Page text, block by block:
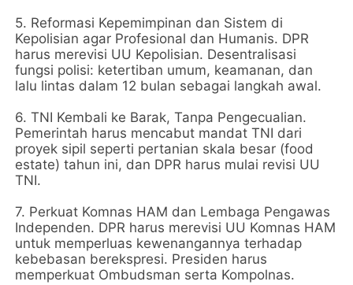
5. Reformasi Kepemimpinan dan Sistem di
Kepolisian agar Profesional dan Humanis. DPR
harus merevisi UU Kepolisian. Desentralisasi
fungsi polisi: ketertiban umum, keamanan, dan
lalu lintas dalam 12 bulan sebagai langkah awal.
6. TNI Kembali ke Barak, Tanpa Pengecualian.
Pemerintah harus mencabut mandat TNI dari
proyek sipil seperti pertanian skala besar (food
estate) tahun ini, dan DPR harus mulai revisi UU
TNI.
7. Perkuat Komnas HAM dan Lembaga Pengawas
Independen. DPR harus merevisi UU Komnas HAM
untuk memperluas kewenangannya terhadap
kebebasan berekspresi. Presiden harus
memperkuat Ombudsman serta Kompolnas.